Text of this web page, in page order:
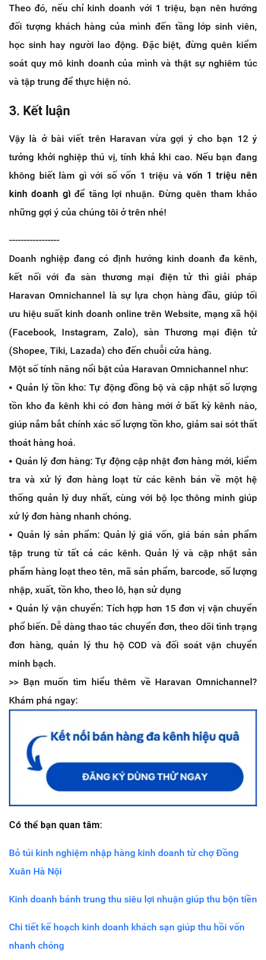
Theo đó, nếu chỉ kinh doanh với 1 triệu, bạn nên hướng
đối tượng khách hàng của mình đến tầng lớp sinh viên,
học sinh hay người lao động. Đặc biệt, đừng quên kiểm
soát quy mô kinh doanh của mình và thật sự nghiêm túc
và tập trung để thực hiện nó.
3. Kết luận
Vậy là ở bài viết trên Haravan vừa gợi ý cho bạn 12 ý
tưởng khởi nghiệp thú vị, tính khả khi cao. Nếu bạn đang
không biết làm gì với số vốn 1 triệu vàvốn 1 triệu nên
kinh doanh gìđể tăng lợi nhuận. Đừng quên tham khảo
những gợi ý của chúng tôi ở trên nhé!
-----------------
Doanh nghiệp đang có định hướng kinh doanh đa kênh,
kết nối với đa sàn thương mại điện tử thì giải pháp
Haravan Omnichannel là sự lựa chọn hàng đầu, giúp tối
ưu hiệu suất kinh doanh online trên Website, mạng xã hội
(Facebook, Instagram, Zalo), sàn Thương mại điện tử
(Shopee, Tiki, Lazada) cho đến chuỗi cửa hàng.
Một số tính năng nổi bật của Haravan Omnichannel như:
▪️ Quản lý tồn kho: Tự động đồng bộ và cập nhật số lượng
tồn kho đa kênh khi có đơn hàng mới ở bất kỳ kênh nào,
giúp nắm bắt chính xác số lượng tồn kho, giảm sai sót thất
thoát hàng hoá.
▪️ Quản lý đơn hàng: Tự động cập nhật đơn hàng mới, kiểm
tra và xử lý đơn hàng loạt từ các kênh bán về một hệ
thống quản lý duy nhất, cùng với bộ lọc thông minh giúp
xử lý đơn hàng nhanh chóng.
▪️ Quản lý sản phẩm: Quản lý giá vốn, giá bán sản phẩm
tập trung từ tất cả các kênh. Quản lý và cập nhật sản
phẩm hàng loạt theo tên, mã sản phẩm, barcode, số lượng
nhập, xuất, tồn kho, theo lô, hạn sử dụng
▪️ Quản lý vận chuyển: Tích hợp hơn 15 đơn vị vận chuyển
phổ biến. Dễ dàng thao tác chuyển đơn, theo dõi tình trạng
đơn hàng, quản lý thu hộ COD và đối soát vận chuyển
minh bạch.
>> Bạn muốn tìm hiểu thêm về Haravan Omnichannel?
Khám phá ngay:
Có thể bạn quan tâm:
Bỏ túi kinh nghiệm nhập hàng kinh doanh từ chợ Đồng
Xuân Hà Nội
Kinh doanh bánh trung thu siêu lợi nhuận giúp thu bộn tiền
Chi tiết kế hoạch kinh doanh khách sạn giúp thu hồi vốn
nhanh chóng